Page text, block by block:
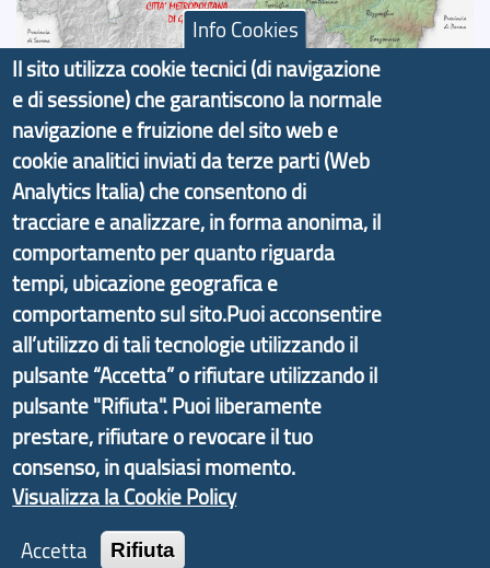
Il portale di marketing territoriale e sviluppo locale
di Genova Città Metropolitana si è sviluppato a
partire dal progetto nazionale Aree Interne
promosso dal Dipartimento per lo Sviluppo
Economico e finalizzato al rilancio socio-economico
delle valli dell’entroterra. In particolare fornisce
informazioni ed aggiornamenti sulla
d'Area Antola-Tigullio, in collaborazione con Regione
Liguria ed ANCI Liguria.
Copyright © 2017 Città metropolitana di Genova |
CF: 80007350103
Tecnologie e Accessibilità
Info Cookies
Il sito utilizza cookie tecnici (di navigazione
e di sessione) che garantiscono la normale
navigazione e fruizione del sito web e
cookie analitici inviati da terze parti (Web
Analytics Italia) che consentono di
tracciare e analizzare, in forma anonima, il
comportamento per quanto riguarda
tempi, ubicazione geografica e
comportamento sul sito.Puoi acconsentire
all’utilizzo di tali tecnologie utilizzando il
pulsante “Accetta” o rifiutare utilizzando il
pulsante "Rifiuta". Puoi liberamente
prestare, rifiutare o revocare il tuo
consenso, in qualsiasi momento.
Visualizza la Cookie Policy
Accetta
Rifiuta